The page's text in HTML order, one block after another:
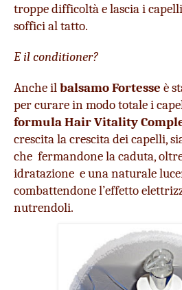
troppe difficoltà e lascia i
soffici al tatto.
E il conditioner?
Anche il balsamo Fortesse è
formula Hair Vitality
crescita la crescita dei capelli,
che  fermandone la caduta,
idratazione  e una naturale
combattendone l’effetto
nutrendoli.